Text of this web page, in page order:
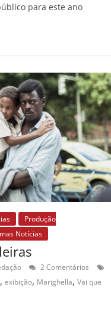
para este ano
Produção
Notícias
2 Comentários
, exibição, Marighella, Vai que